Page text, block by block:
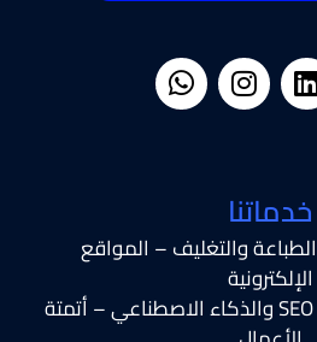
خدماتنا
الطباعة والتغليف – المواقع
الإلكترونية
التسويق والإعلانات – SEO والذكاء الاصطناعي – أتمتة